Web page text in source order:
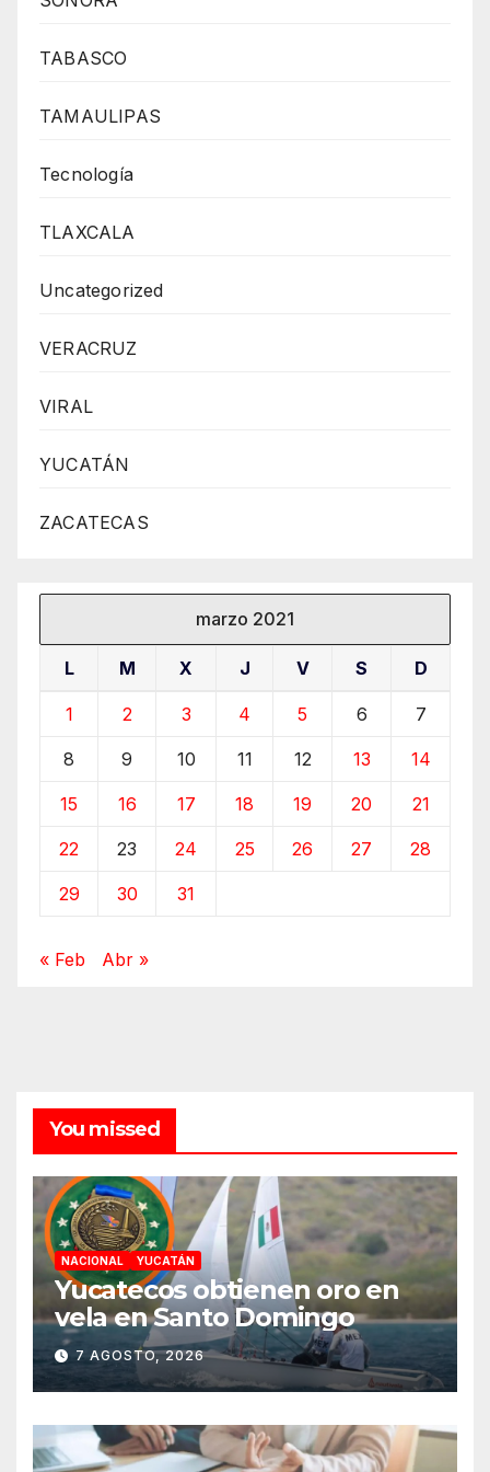
TABASCO
TAMAULIPAS
Tecnología
TLAXCALA
Uncategorized
VERACRUZ
VIRAL
YUCATÁN
ZACATECAS
marzo 2021
L M X J V S D
1 2 3 4 5 6 7
8 9 10 11 12 13 14
15 16 17 18 19 20 21
22 23 24 25 26 27 28
29 30 31
« Feb Abr »
You missed
NACIONAL YUCATÁN
Yucatecos obtienen oro en
vela en Santo Domingo
7 AGOSTO, 2026